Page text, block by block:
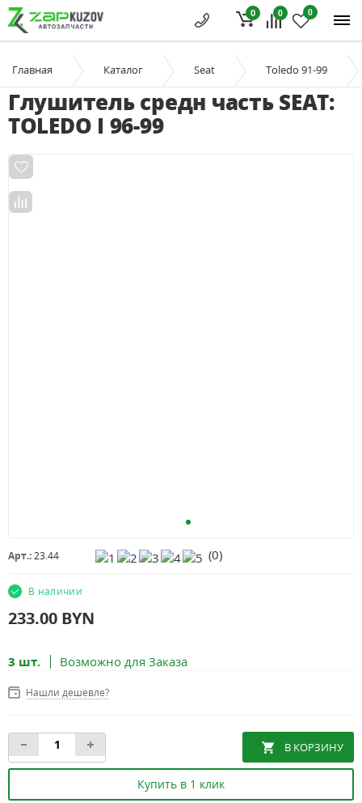
0 0
0
Главная Каталог Seat Toledo 91-99
Глушитель средн часть SEAT:
TOLEDO I 96-99
Арт.:23.44 (0)
В наличии
233.00 BYN
3 шт. Возможно для Заказа
Нашли дешевле?
Купить в 1 клик